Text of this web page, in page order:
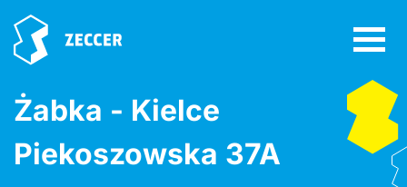
Żabka - Kielce
Piekoszowska 37A